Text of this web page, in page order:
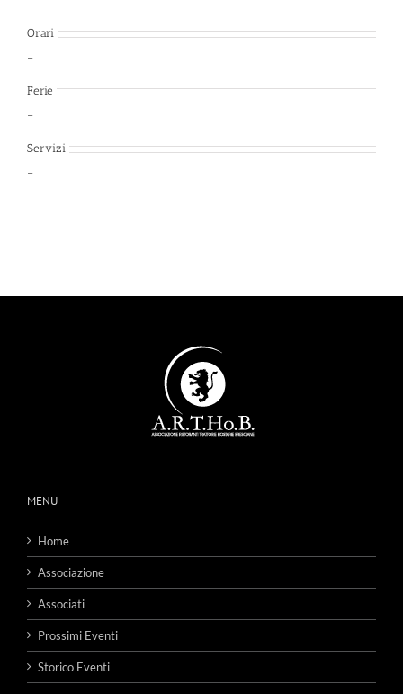
Orari
–
Ferie
–
Servizi
–
MENU
Home
Associazione
Associati
Prossimi Eventi
Storico Eventi